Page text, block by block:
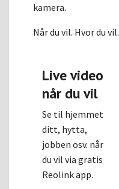
kamera.
Når du vil. Hvor du vil.
Live video
når du vil
Se til hjemmet
ditt, hytta,
jobben osv. når
du vil via gratis
Reolink app.